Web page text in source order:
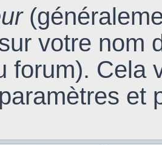
votre nom
forum). Cela
et